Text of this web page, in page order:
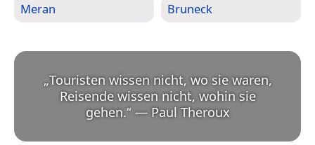
Meran Bruneck
„Touristen wissen nicht, wo sie waren,
Reisende wissen nicht, wohin sie
gehen.“ — Paul Theroux